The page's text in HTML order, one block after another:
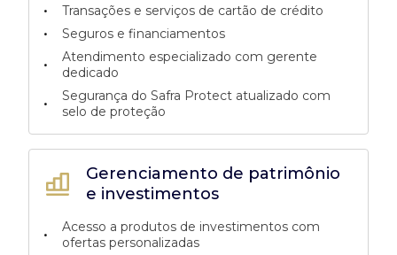
Gerenciamento de patrimônio
e investimentos
•
Acesso a produtos de investimentos com
ofertas personalizadas
• Transações e serviços de cartão de crédito
• Seguros e financiamentos
•
Atendimento especializado com gerente
dedicado
•
Segurança do Safra Protect atualizado com
selo de proteção